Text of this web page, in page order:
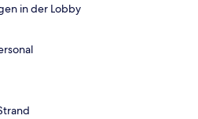
in der Lobby